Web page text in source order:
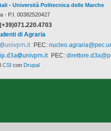
- Università Politecnica delle Marche
- P.I. 00382520427
(+39)071.220.4703
di Agraria
PEC:
PEC:
CSI con Drupal